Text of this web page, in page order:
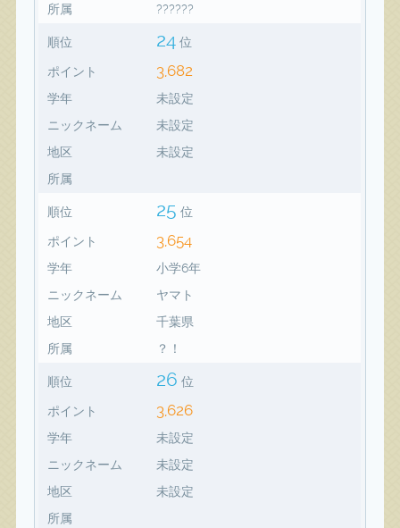
所属
??????
順位 24 位
ポイント 3,682
学年
未設定
ニックネーム
未設定
地区
未設定
所属
順位 25 位
ポイント 3,654
学年
小学6年
ニックネーム
ヤマト
地区
千葉県
所属
？！
順位 26 位
ポイント 3,626
学年
未設定
ニックネーム
未設定
地区
未設定
所属